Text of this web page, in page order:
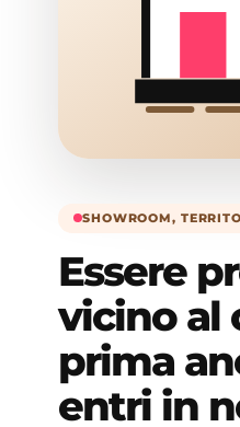
SHOWROOM,
Essere
vicino al
prima
entri in